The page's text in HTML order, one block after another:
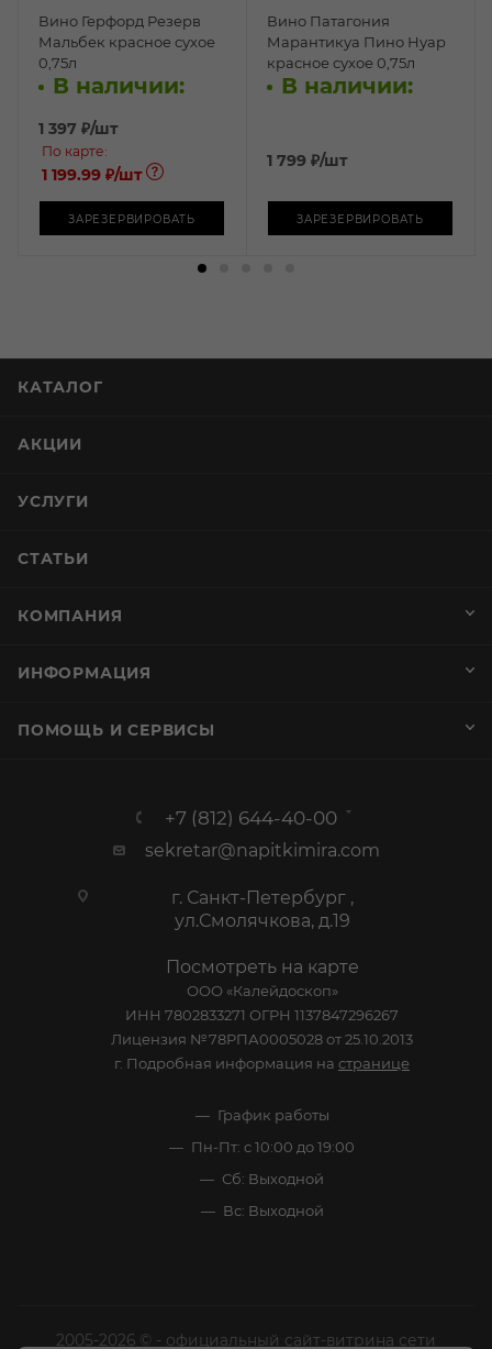
Вино Герфорд Резерв
Мальбек красное сухое
0,75л
В наличии:
1 397 ₽/шт
По карте:
1 199.99 ₽/шт
ЗАРЕЗЕРВИРОВАТЬ
Вино Патагония
Марантикуа Пино Нуар
красное сухое 0,75л
В наличии:
1 799 ₽/шт
ЗАРЕЗЕРВИРОВАТЬ
КАТАЛОГ
АКЦИИ
УСЛУГИ
СТАТЬИ
КОМПАНИЯ
ИНФОРМАЦИЯ
ПОМОЩЬ И СЕРВИСЫ
+7 (812) 644-40-00
sekretar@napitkimira.com
г. Санкт-Петербург ,
ул.Смолячкова, д.19
Посмотреть на карте
ООО «Калейдоскоп»
ИНН 7802833271 ОГРН 1137847296267
Лицензия №78РПА0005028 от 25.10.2013
г. Подробная информация на странице
График работы
Пн-Пт: с 10:00 до 19:00
Сб: Выходной
Вс: Выходной
2005-2026 © - официальный сайт-витрина сети